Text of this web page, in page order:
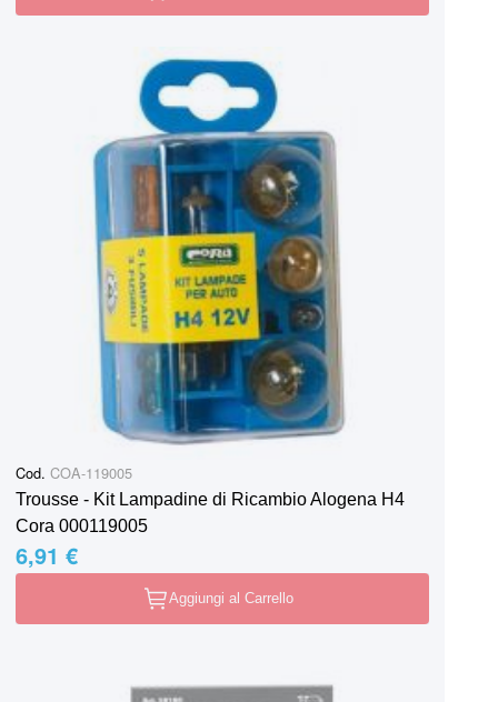
Cod. COA-119005
Trousse - Kit Lampadine di Ricambio Alogena H4
Cora 000119005
6,91 €
Aggiungi al Carrello